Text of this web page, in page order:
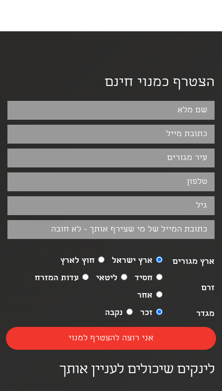
הצטרף כמנוי חינם
ארץ מגורים ארץ ישראל חוץ לארץ
זרם
חסיד ליטאי
עדות המזרח
אחר
מגדר
זכר נקבה
לינקים שיכולים לעניין אותך